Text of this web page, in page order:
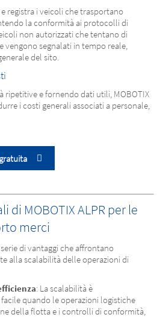
e registra i veicoli che trasportano
la conformità ai protocolli di
non autorizzati che tentano di
vengono segnalati in tempo reale,
del sito.
ripetitive e fornendo dati utili, MOBOTIX
i costi generali associati a personale,
di MOBOTIX ALPR per le
merci
di vantaggi che affrontano
alla scalabilità delle operazioni di
: La scalabilità è
quando le operazioni logistiche
della flotta e i controlli di conformità,